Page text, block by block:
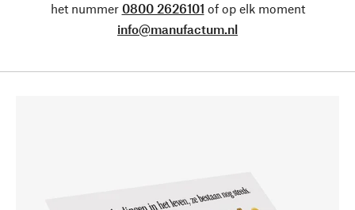
het nummer 0800 2626101 of op elk moment
info@manufactum.nl